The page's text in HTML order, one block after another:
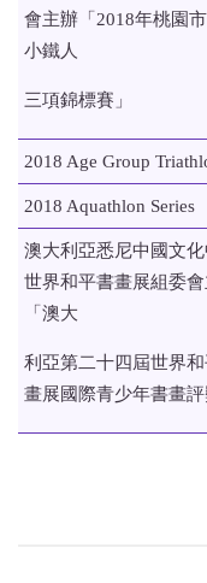
會主辦「2018年桃園
小鐵人
三項錦標賽」
2018 Age Group
2018 Aquathlon Series
澳大利亞悉尼中國文
世界和平書畫展組委
「澳大
利亞第二十四屆世界
畫展國際青少年書畫評